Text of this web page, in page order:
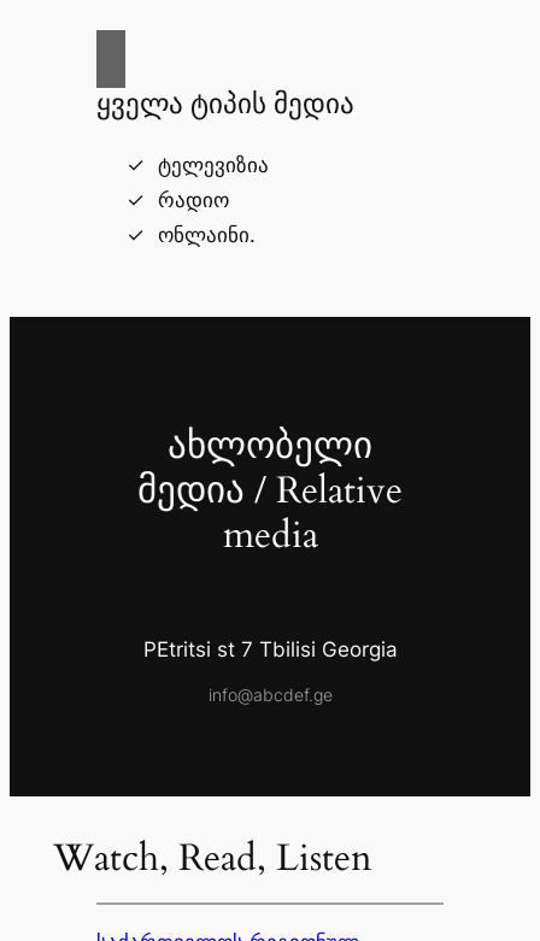
ყველა ტიპის მედია
ტელევიზია
რადიო
ონლაინი.
ახლობელი
მედია / Relative
media
PEtritsi st 7 Tbilisi Georgia
info@abcdef.ge
Watch, Read, Listen